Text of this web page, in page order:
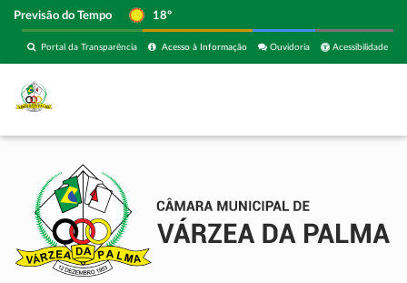
Previsão do Tempo 18º
Acessibilidade
Ouvidoria
Acesso à Informação
Portal da Transparência